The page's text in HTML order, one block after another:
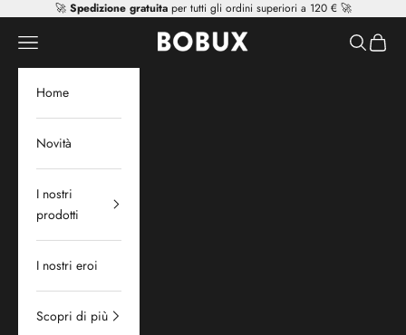
Vai al contenuto
🚀 Spedizione gratuitaper tutti gli ordini superiori a 120 € 🚀
Mr Tiggle - Distributor
Apri il menu di navigazione Mostra il
Home
Novità
I nostri
prodotti
I nostri eroi
Scopri di più